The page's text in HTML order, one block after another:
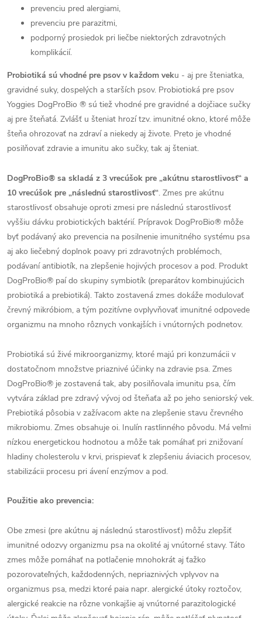
prevenciu pred alergiami,
prevenciu pre parazitmi,
podporný prosiedok pri liečbe niektorých zdravotných
komplikácií.
Probiotiká sú vhodné pre psov v každom veku - aj pre šteniatka,
gravidné suky, dospelých a starších psov. Probiotioká pre psov
Yoggies DogProBio ® sú tiež vhodné pre gravidné a dojčiace sučky
aj pre šteňatá. Zvlášť u šteniat hrozí tzv. imunitné okno, ktoré môže
šteňa ohrozovať na zdraví a niekedy aj živote. Preto je vhodné
posilňovať zdravie a imunitu ako sučky, tak aj šteniat.
DogProBio® sa skladá z 3 vrecúšok pre „akútnu starostlivosť“ a
10 vrecúšok pre „následnú starostlivosť“. Zmes pre akútnu
starostlivosť obsahuje oproti zmesi pre následnú starostlivosť
vyššiu dávku probiotických baktérií. Prípravok DogProBio® môže
byť podávaný ako prevencia na posilnenie imunitného systému psa
aj ako liečebný doplnok poavy pri zdravotných problémoch,
podávaní antibiotík, na zlepšenie hojivých procesov a pod. Produkt
DogProBio® paí do skupiny symbiotík (preparátov kombinujúcich
probiotiká a prebiotiká). Takto zostavená zmes dokáže modulovať
črevný mikróbiom, a tým pozitívne ovplyvňovať imunitné odpovede
organizmu na mnoho rôznych vonkajších i vnútorných podnetov.
Probiotiká sú živé mikroorganizmy, ktoré majú pri konzumácii v
dostatočnom množstve priaznivé účinky na zdravie psa. Zmes
DogProBio® je zostavená tak, aby posilňovala imunitu psa, čím
vytvára základ pre zdravý vývoj od šteňaťa až po jeho seniorský vek.
Prebiotiká pôsobia v zažívacom akte na zlepšenie stavu črevného
mikrobiomu. Zmes obsahuje oi. Inulín rastlinného pôvodu. Má veľmi
nízkou energetickou hodnotou a môže tak pomáhať pri znižovaní
hladiny cholesterolu v krvi, prispievať k zlepšeniu áviacich procesov,
stabilizácii procesu pri ávení enzýmov a pod.
Použitie ako prevencia:
Obe zmesi (pre akútnu aj následnú starostlivosť) môžu zlepšiť
imunitné odozvy organizmu psa na okolité aj vnútorné stavy. Táto
zmes môže pomáhať na potlačenie mnohokrát aj ťažko
pozorovateľných, každodenných, nepriaznivých vplyvov na
organizmus psa, medzi ktoré paia napr. alergické útoky roztočov,
alergické reakcie na rôzne vonkajšie aj vnútorné parazitologické